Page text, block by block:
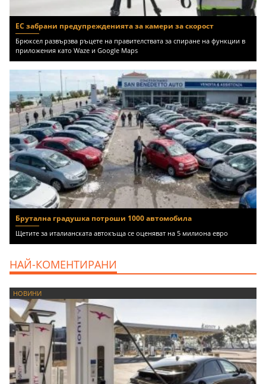
ЕС забрани предупрежденията за камери за скорост
Брюксел развързва ръцете на правителствата за спиране на функции в
приложения като Waze и Google Maps
Брутална градушка потроши 1000 автомобила
Щетите за италианската автокъща се оценяват на 5 милиона евро
НАЙ-КОМЕНТИРАНИ
НОВИНИ